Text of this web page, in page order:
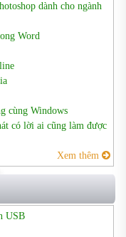
dành cho ngành
Word
cùng Windows
có lời ai cũng làm được
Xem thêm
USB